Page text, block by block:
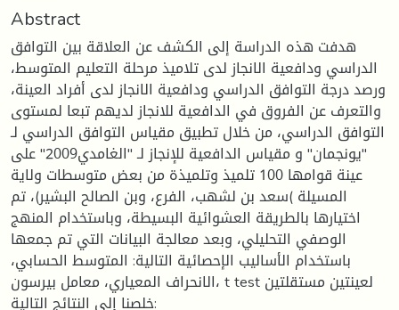
Abstract
هدفت هذه الدراسة إلى الكشف عن العلاقة بين التوافق
الدراسي ودافعية الانجاز لدى تلاميذ مرحلة التعليم المتوسط،
ورصد درجة التوافق الدراسي ودافعية الانجاز لدى أفراد العينة،
والتعرف عن الفروق في الدافعية للانجاز لديهم تبعا لمستوى
التوافق الدراسي، من خلال تطبيق مقياس التوافق الدراسي لـ
"يونجمان" و مقياس الدافعية للإنجاز لـ "الغامدي2009" على
عينة قوامها 100 تلميذ وتلميذة من بعض متوسطات ولاية
المسيلة )سعد بن لشهب، الفرع، وبن الصالح البشير)، تم
اختيارها بالطريقة العشوائية البسيطة، وباستخدام المنهج
الوصفي التحليلي، وبعد معالجة البيانات التي تم جمعها
باستخدام الأساليب الإحصائية التالية: المتوسط الحسابي،
الانحراف المعياري، معامل بيرسون، t test لعينتين مستقلتين
خلصنا إلى النتائج التالية: